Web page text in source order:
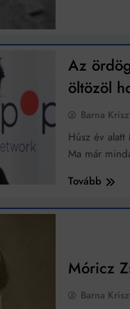
Az
öltözöl
Barna
Húsz év
Ma már
Tovább
Móricz
Barna